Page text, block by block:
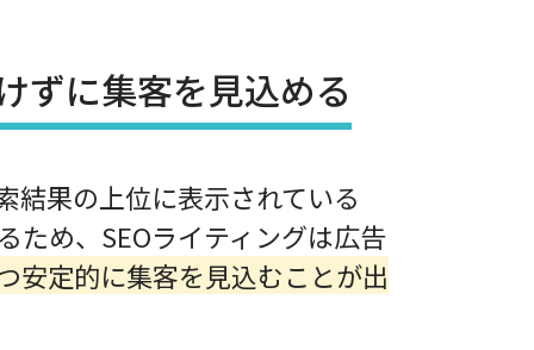
ずに集客を見込める
結果の上位に表示されている
ため、SEOライティングは広告
安定的に集客を見込むことが出